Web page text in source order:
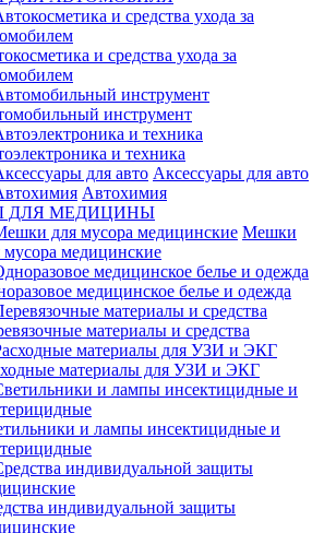
и средства ухода за
инструмент
и техника
Аксессуары для авто
Автохимия
ДЛЯ МЕДИЦИНЫ
Мешки
мусора медицинские
медицинское белье и одежда
материалы и средства
материалы для УЗИ и ЭКГ
и лампы инсектицидные и
индивидуальной защиты